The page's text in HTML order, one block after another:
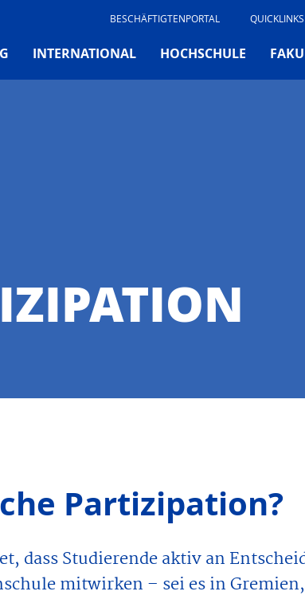
BESCHÄFTIGTENPORTAL QUICKLINKS
INTERNATIONAL HOCHSCHULE
Partizipation?
dass Studierende aktiv an
mitwirken – sei es in Gremien,